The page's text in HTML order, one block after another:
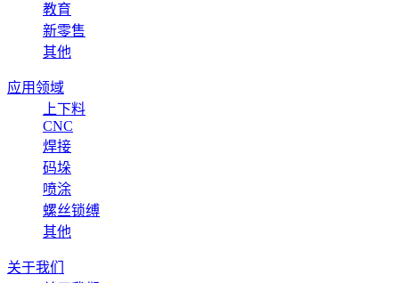
教育
新零售
其他
应用领域
上下料
CNC
焊接
码垛
喷涂
螺丝锁缚
其他
关于我们